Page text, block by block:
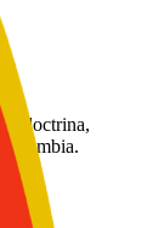
doctrina,